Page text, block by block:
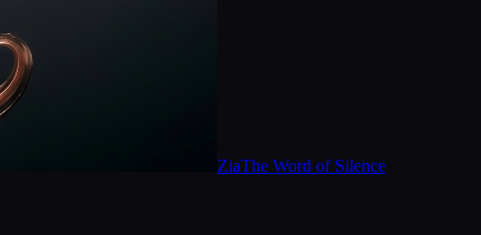
ZiaThe Word of Silence